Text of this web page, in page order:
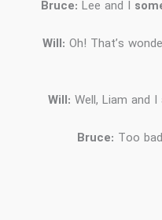
Bruce: Lee and I
Will: Oh! That’s
Will: Well, Liam and
Bruce: Too